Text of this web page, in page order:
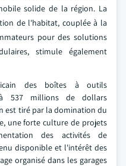
solide de la région. La
de l'habitat, couplée à la
pour des solutions
stimule également
des boîtes à outils
537 millions de dollars
est tiré par la domination du
une forte culture de projets
des activités de
disponible et l'intérêt des
organisé dans les garages